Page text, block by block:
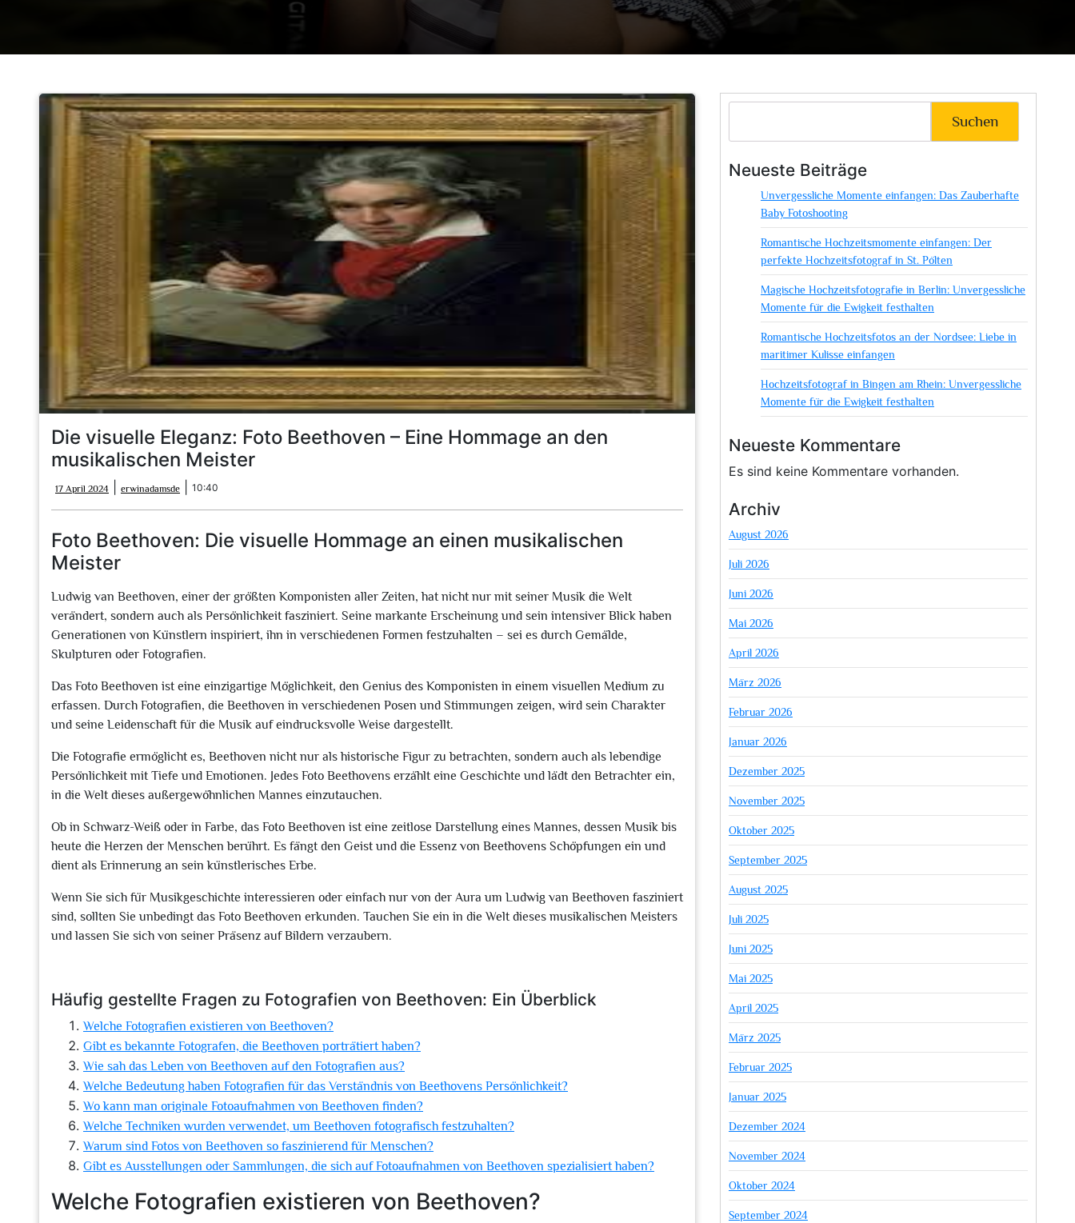
Die visuelle Eleganz: Foto Beethoven – Eine Hommage an den
musikalischen Meister
17 April 2024
April
2024
erwinadamsde erwinadamsde
10:40
Foto Beethoven: Die visuelle Hommage an einen musikalischen
Meister
Ludwig van Beethoven, einer der größten Komponisten aller Zeiten, hat nicht nur mit seiner Musik die Welt
verändert, sondern auch als Persönlichkeit fasziniert. Seine markante Erscheinung und sein intensiver Blick haben
Generationen von Künstlern inspiriert, ihn in verschiedenen Formen festzuhalten – sei es durch Gemälde,
Skulpturen oder Fotografien.
Das Foto Beethoven ist eine einzigartige Möglichkeit, den Genius des Komponisten in einem visuellen Medium zu
erfassen. Durch Fotografien, die Beethoven in verschiedenen Posen und Stimmungen zeigen, wird sein Charakter
und seine Leidenschaft für die Musik auf eindrucksvolle Weise dargestellt.
Die Fotografie ermöglicht es, Beethoven nicht nur als historische Figur zu betrachten, sondern auch als lebendige
Persönlichkeit mit Tiefe und Emotionen. Jedes Foto Beethovens erzählt eine Geschichte und lädt den Betrachter ein,
in die Welt dieses außergewöhnlichen Mannes einzutauchen.
Ob in Schwarz-Weiß oder in Farbe, das Foto Beethoven ist eine zeitlose Darstellung eines Mannes, dessen Musik bis
heute die Herzen der Menschen berührt. Es fängt den Geist und die Essenz von Beethovens Schöpfungen ein und
dient als Erinnerung an sein künstlerisches Erbe.
Wenn Sie sich für Musikgeschichte interessieren oder einfach nur von der Aura um Ludwig van Beethoven fasziniert
sind, sollten Sie unbedingt das Foto Beethoven erkunden. Tauchen Sie ein in die Welt dieses musikalischen Meisters
und lassen Sie sich von seiner Präsenz auf Bildern verzaubern.
Häufig gestellte Fragen zu Fotografien von Beethoven: Ein Überblick
Welche Fotografien existieren von Beethoven?
Gibt es bekannte Fotografen, die Beethoven porträtiert haben?
Wie sah das Leben von Beethoven auf den Fotografien aus?
Welche Bedeutung haben Fotografien für das Verständnis von Beethovens Persönlichkeit?
Wo kann man originale Fotoaufnahmen von Beethoven finden?
Welche Techniken wurden verwendet, um Beethoven fotografisch festzuhalten?
Warum sind Fotos von Beethoven so faszinierend für Menschen?
Gibt es Ausstellungen oder Sammlungen, die sich auf Fotoaufnahmen von Beethoven spezialisiert haben?
Welche Fotografien existieren von Beethoven?
Suchen
Neueste Beiträge
Unvergessliche Momente einfangen: Das Zauberhafte
Baby Fotoshooting
Romantische Hochzeitsmomente einfangen: Der
perfekte Hochzeitsfotograf in St. Pölten
Magische Hochzeitsfotografie in Berlin: Unvergessliche
Momente für die Ewigkeit festhalten
Romantische Hochzeitsfotos an der Nordsee: Liebe in
maritimer Kulisse einfangen
Hochzeitsfotograf in Bingen am Rhein: Unvergessliche
Momente für die Ewigkeit festhalten
Neueste Kommentare
Es sind keine Kommentare vorhanden.
Archiv
August 2026
Juli 2026
Juni 2026
Mai 2026
April 2026
März 2026
Februar 2026
Januar 2026
Dezember 2025
November 2025
Oktober 2025
September 2025
August 2025
Juli 2025
Juni 2025
Mai 2025
April 2025
März 2025
Februar 2025
Januar 2025
Dezember 2024
November 2024
Oktober 2024
September 2024